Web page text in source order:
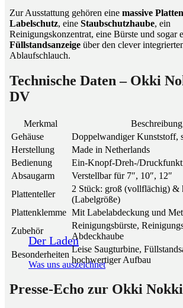
Der Laden
Was uns auszeichnet
Zur Ausstattung gehören eine massive
Labelschutz, eine Staubschutzhaube, ein
Reinigungskonzentrat, eine Bürste und sogar
Füllstandsanzeige über den clever
Ablaufschlauch.
Technische Daten – Okki
DV
Merkmal
Beschreibung
Gehäuse
Doppelwandiger Kunststoff,
Herstellung
Made in Netherlands
Bedienung
Ein-Knopf-Dreh-/
Absaugarm
Verstellbar für 7″, 10″, 12″
Plattenteller
2 Stück: groß (vollflächig) &
(Labelgröße)
Plattenklemme Mit Labelabdeckung und
Zubehör
Reinigungsbürste,
Abdeckhaube
Besonderheiten
Leise Saugturbine,
hochwertiger Aufbau
Presse-Echo zur Okki